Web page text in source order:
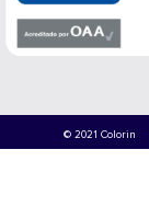
© 2021 Colorin